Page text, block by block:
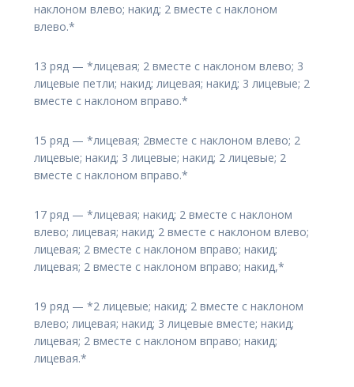
наклоном влево; накид; 2 вместе с наклоном
влево.*
13 ряд — *лицевая; 2 вместе с наклоном влево; 3
лицевые петли; накид; лицевая; накид; 3 лицевые; 2
вместе с наклоном вправо.*
15 ряд — *лицевая; 2вместе с наклоном влево; 2
лицевые; накид; 3 лицевые; накид; 2 лицевые; 2
вместе с наклоном вправо.*
17 ряд — *лицевая; накид; 2 вместе с наклоном
влево; лицевая; накид; 2 вместе с наклоном влево;
лицевая; 2 вместе с наклоном вправо; накид;
лицевая; 2 вместе с наклоном вправо; накид,*
19 ряд — *2 лицевые; накид; 2 вместе с наклоном
влево; лицевая; накид; 3 лицевые вместе; накид;
лицевая; 2 вместе с наклоном вправо; накид;
лицевая.*